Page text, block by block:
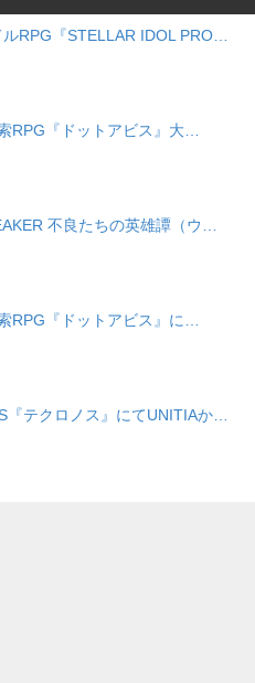
ルRPG『STELLAR IDOL PRO…
RPG『ドットアビス』大…
不良たちの英雄譚（ウ…
RPG『ドットアビス』に…
『テクロノス』にてUNITIAか…